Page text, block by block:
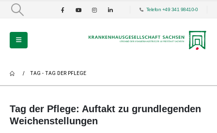
Telefon +49 341 98410-0
TAG - TAG DER PFLEGE
Tag der Pflege: Auftakt zu grundlegenden
Weichenstellungen